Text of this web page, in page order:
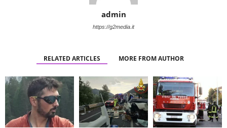
admin
https://g2media.it
RELATED ARTICLES MORE FROM AUTHOR